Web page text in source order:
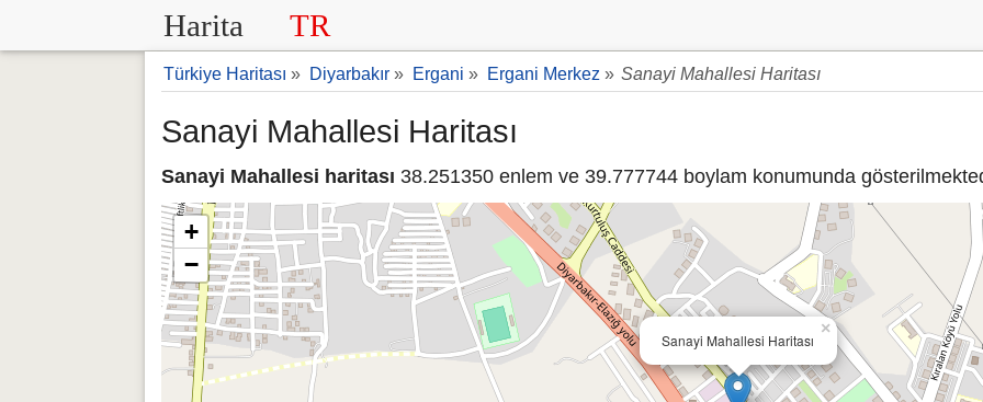
Harita TR
Türkiye Haritası » Diyarbakır » Ergani » Ergani Merkez » Sanayi Mahallesi Haritası
Sanayi Mahallesi Haritası
Sanayi Mahallesi haritası 38.251350 enlem ve 39.777744 boylam konumunda
Sanayi Mahallesi Haritası
×
+
−